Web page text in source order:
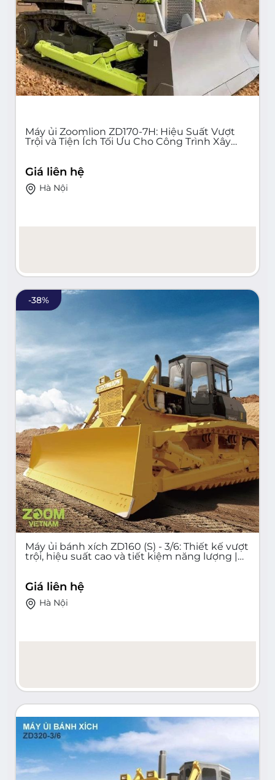
Máy ủi Zoomlion ZD170-7H: Hiệu Suất Vượt
Trội và Tiện Ích Tối Ưu Cho Công Trình Xây
Giá liên hệ
Hà Nội
-38%
Máy ủi bánh xích ZD160 (S) - 3/6: Thiết kế vượt
trội, hiệu suất cao và tiết kiệm năng lượng |
Giá liên hệ
Hà Nội